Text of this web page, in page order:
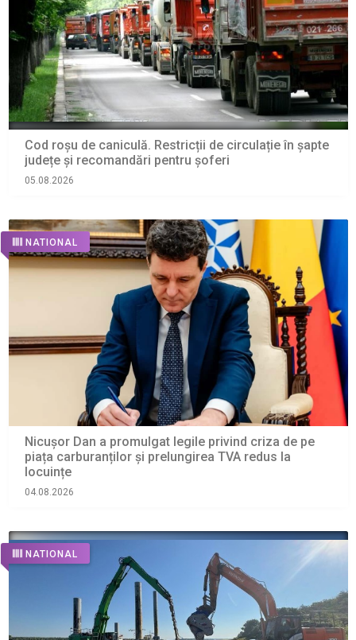
Cod roșu de caniculă. Restricții de circulație în șapte
județe și recomandări pentru şoferi
05.08.2026
NATIONAL
Nicușor Dan a promulgat legile privind criza de pe
piața carburanților și prelungirea TVA redus la
locuințe
04.08.2026
NATIONAL